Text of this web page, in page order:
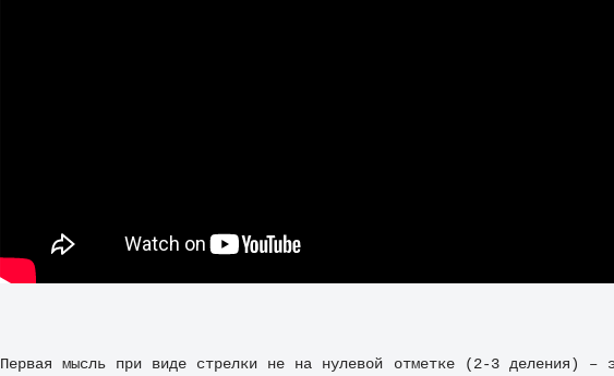
Первая мысль при виде стрелки не на нулевой отметке (2-3 деления) –